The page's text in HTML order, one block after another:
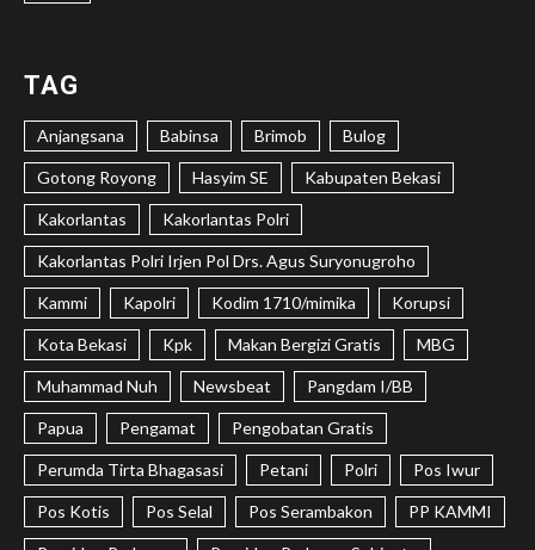
TAG
Anjangsana Babinsa Brimob Bulog
Gotong Royong Hasyim SE Kabupaten Bekasi
Kakorlantas Kakorlantas Polri
Kakorlantas Polri Irjen Pol Drs. Agus Suryonugroho
Kammi Kapolri Kodim 1710/mimika Korupsi
Kota Bekasi Kpk Makan Bergizi Gratis MBG
Muhammad Nuh Newsbeat Pangdam I/BB
Papua Pengamat Pengobatan Gratis
Perumda Tirta Bhagasasi Petani Polri Pos Iwur
Pos Kotis Pos Selal Pos Serambakon PP KAMMI